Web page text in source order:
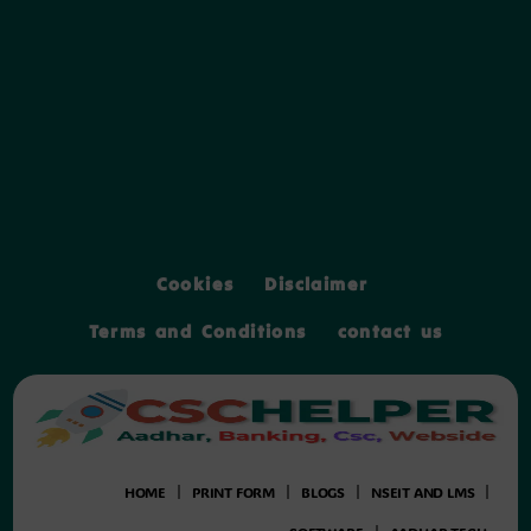
Cookies Disclaimer
Terms and Conditions contact us
HOME PRINT FORM BLOGS NSEIT AND LMS